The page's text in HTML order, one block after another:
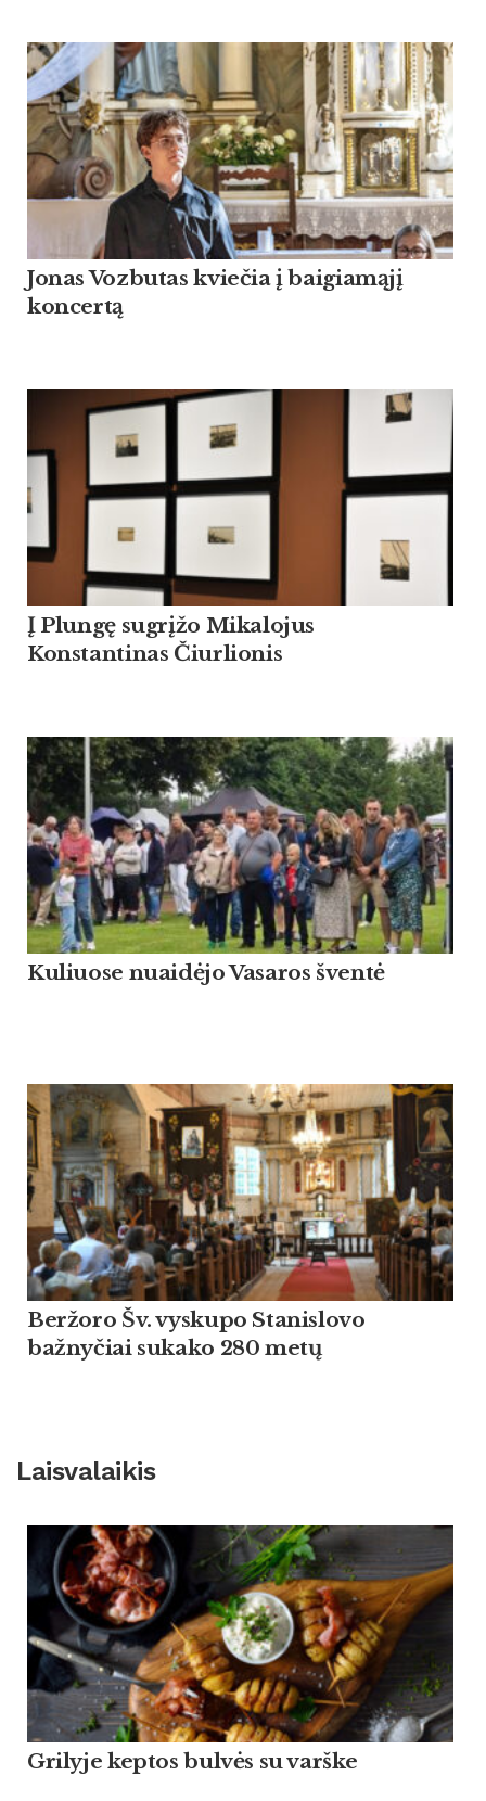
Jonas Vozbutas kviečia į baigiamąjį
koncertą
Į Plungę sugrįžo Mikalojus
Konstantinas Čiurlionis
Kuliuose nuaidėjo Vasaros šventė
Beržoro Šv. vyskupo Stanislovo
bažnyčiai sukako 280 metų
Laisvalaikis
Grilyje keptos bulvės su varške